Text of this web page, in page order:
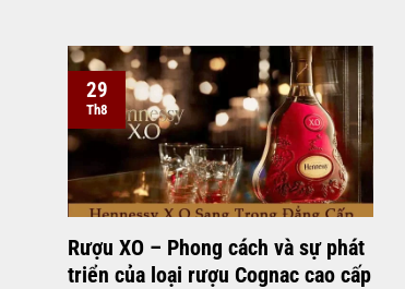
Rượu XO – Phong cách và sự phát
triển của loại rượu Cognac cao cấp
29
Th8